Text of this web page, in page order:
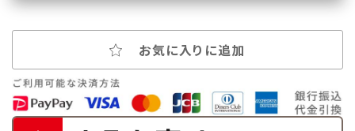
お気に入りに追加